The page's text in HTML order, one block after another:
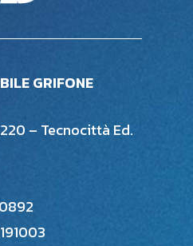
GRIFONE
– Tecnocittà Ed.